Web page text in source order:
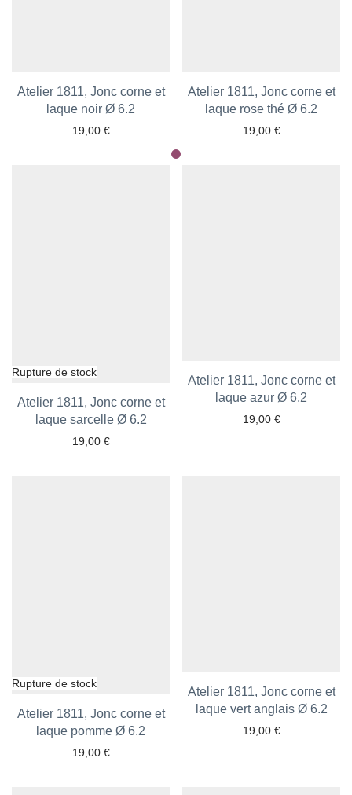
Atelier 1811, Jonc corne et
laque noir Ø 6.2
19,00 €
Ajouter aux favoris
Atelier 1811, Jonc corne et
laque rose thé Ø 6.2
19,00 €
Ajouter aux favoris
Atelier 1811, Jonc corne et
laque sarcelle Ø 6.2
19,00 €
Ajouter aux favoris
Atelier 1811, Jonc corne et
laque azur Ø 6.2
19,00 €
Ajouter aux favoris
Atelier 1811, Jonc corne et
laque pomme Ø 6.2
19,00 €
Ajouter aux favoris
Atelier 1811, Jonc corne et
laque vert anglais Ø 6.2
19,00 €
Ajouter aux favoris